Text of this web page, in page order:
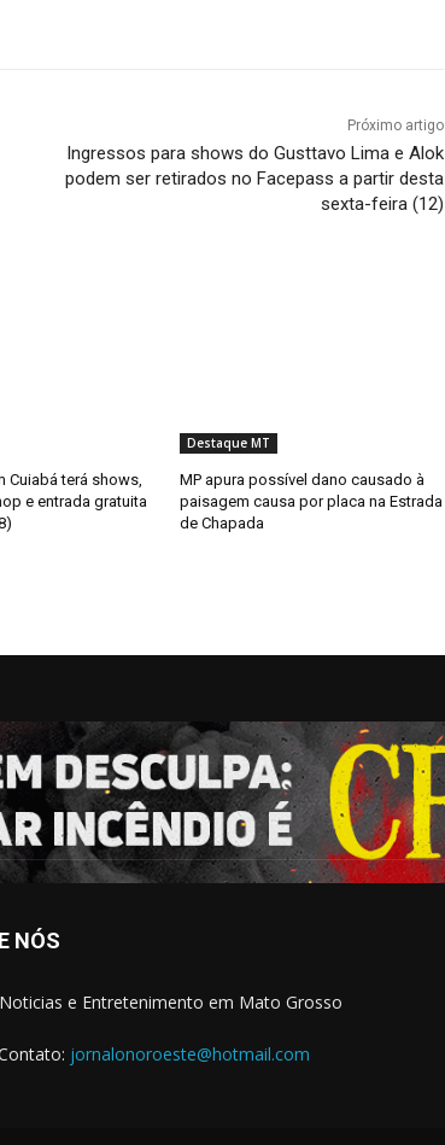
Próximo artigo
Ingressos para shows do Gusttavo Lima e Alok
podem ser retirados no Facepass a partir desta
sexta-feira (12)
Cuiabá terá shows,
e entrada gratuita
Destaque MT
MP apura possível dano causado à
paisagem causa por placa na Estrada
de Chapada
NÓS
e Entretenimento em Mato Grosso
jornalonoroeste@hotmail.com